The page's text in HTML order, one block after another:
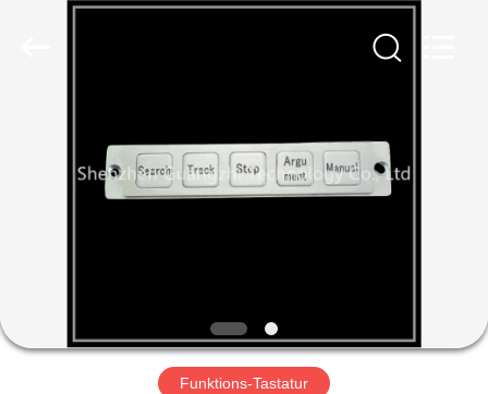
PRODUKTE
FABRIK-
Funktions-Tastatur